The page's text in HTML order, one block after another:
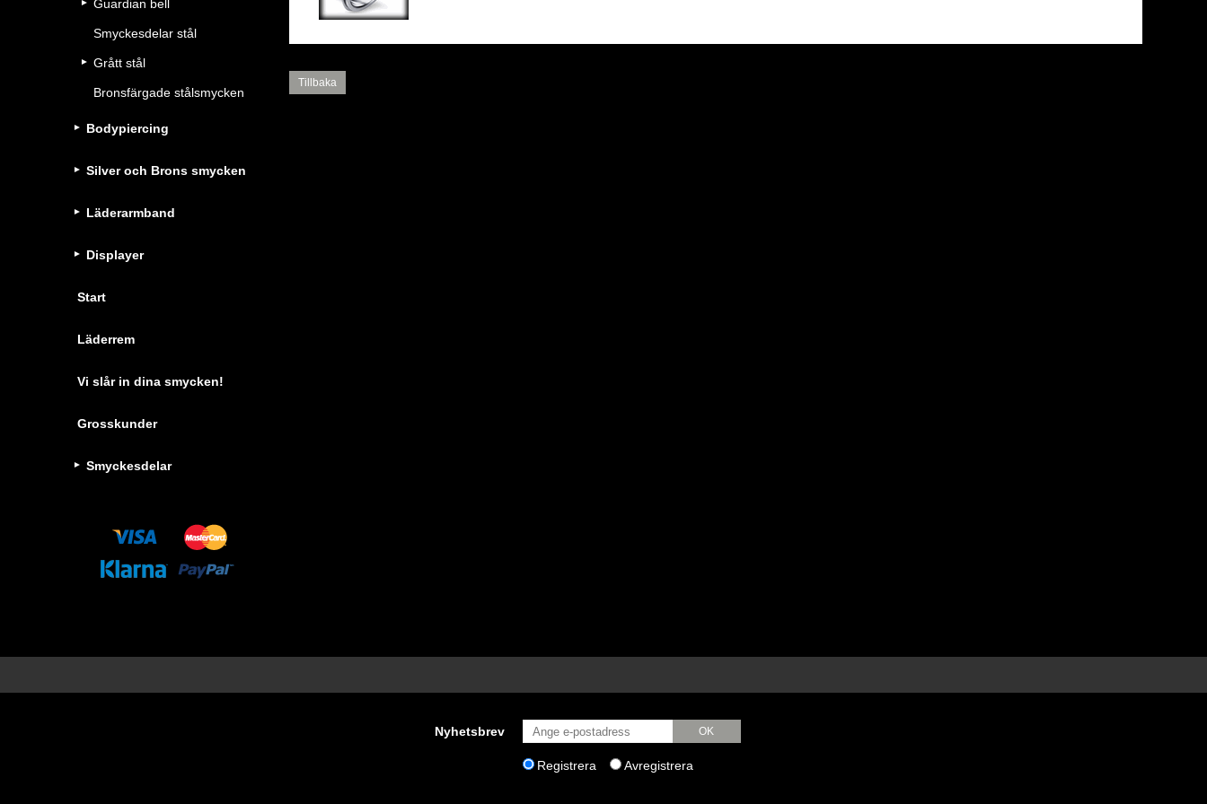
Guardian bell
Smyckesdelar stål
Grått stål
Bronsfärgade stålsmycken
Bodypiercing
Silver och Brons smycken
Läderarmband
Displayer
Start
Läderrem
Vi slår in dina smycken!
Grosskunder
Smyckesdelar
Tillbaka
Nyhetsbrev
Registrera Avregistrera
OK